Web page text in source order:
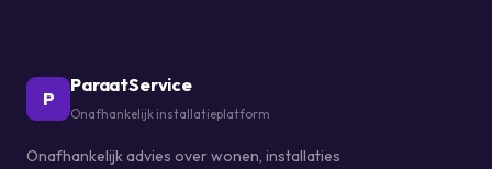
P
ParaatService
Onafhankelijk installatieplatform
Onafhankelijk advies over wonen, installaties